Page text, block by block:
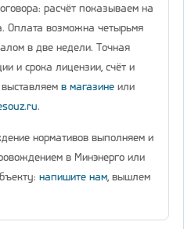
расчёт показываем на
Оплата возможна четырьмя
в две недели. Точная
и срока лицензии, счёт и
в магазине или
.
нормативов выполняем и
в Минэнерго или
напишите нам, вышлем